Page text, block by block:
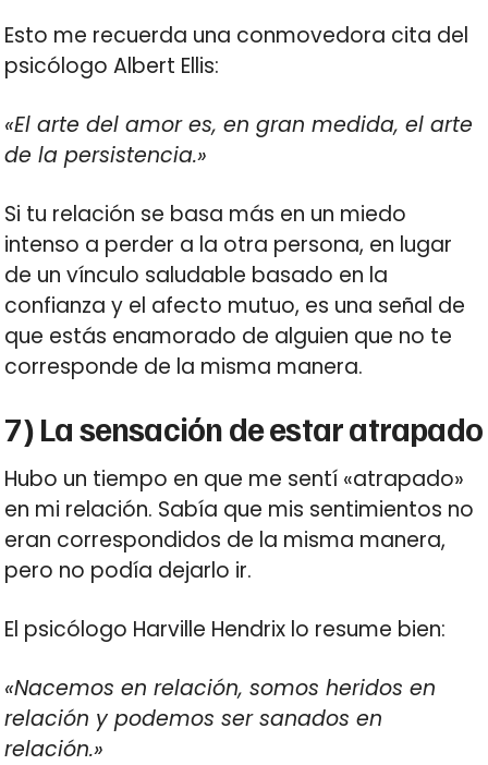
Esto me recuerda una conmovedora cita del
psicólogo Albert Ellis:
«El arte del amor es, en gran medida, el arte
de la persistencia.»
Si tu relación se basa más en un miedo
intenso a perder a la otra persona, en lugar
de un vínculo saludable basado en la
confianza y el afecto mutuo, es una señal de
que estás enamorado de alguien que no te
corresponde de la misma manera.
7) La sensación de estar atrapado
Hubo un tiempo en que me sentí «atrapado»
en mi relación. Sabía que mis sentimientos no
eran correspondidos de la misma manera,
pero no podía dejarlo ir.
El psicólogo Harville Hendrix lo resume bien:
«Nacemos en relación, somos heridos en
relación y podemos ser sanados en
relación.»